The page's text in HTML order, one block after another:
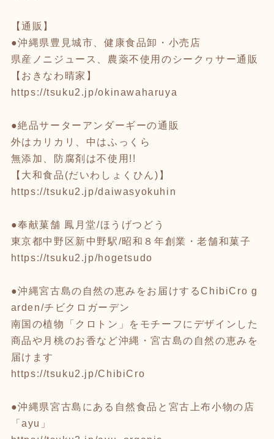
【通販】
●沖縄県豊見城市、健康食品卸・小売店
県産ノニジュース、農薬不使用のシークヮサー通販
【おきなわ晴家】
https://tsuku2.jp/okinawaharuya
●絶品サーターアンダーギーの通販
外はカリカリ、中はふっくら
無添加、防腐剤は不使用!!
【大和食品(だいわしょくひん)】
https://tsuku2.jp/daiwasyokuhin
●奉献菓舗 鳳月堂/ほうげつどう
東京都中野区新中野駅/昭和８年創業・老舗和菓子
https://tsuku2.jp/hogetsudo
●沖縄宮古島の自然の恵みをお届けするChibiCro g
arden/チビクロガーデン
南国の植物「クロトン」をモチーフにデザインした
商品や月桃のお香など沖縄・宮古島の自然の恵みを
届けます
https://tsuku2.jp/ChibiCro
●沖縄県宮古島にある自然食品と宮古上布小物の店
「ayu」